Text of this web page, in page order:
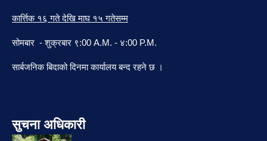
कार्त्तिक १६ गते देखि माघ १५ गतेसम्म
सोमबार - शुक्रबार ९:00 A.M. - ४:00 P.M.
सार्बजनिक बिदाको दिनमा कार्यालय बन्द रहने छ ।
सुचना अधिकारी